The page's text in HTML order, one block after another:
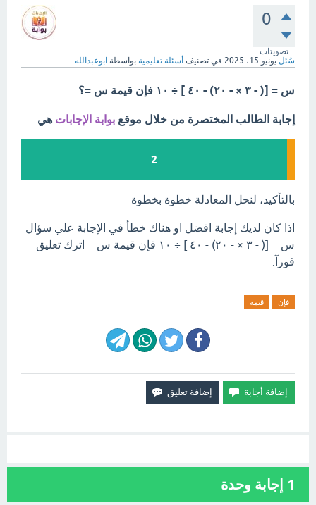
0
تصويتات
سُئل يونيو 15، 2025 في تصنيف أسئلة تعليمية بواسطة ابوعبدالله
س = [( - ٣ × - ٢٠) - ٤٠ ] ÷ ١٠ فإن قيمة س =؟
إجابة الطالب المختصرة من خلال موقع بوابة الإجابات هي
2
بالتأكيد، لنحل المعادلة خطوة بخطوة
اذا كان لديك إجابة افضل او هناك خطأ في الإجابة علي سؤال
س = [( - ٣ × - ٢٠) - ٤٠ ] ÷ ١٠ فإن قيمة س = اترك تعليق
فورآ.
فإن قيمة
1 إجابة وحدة